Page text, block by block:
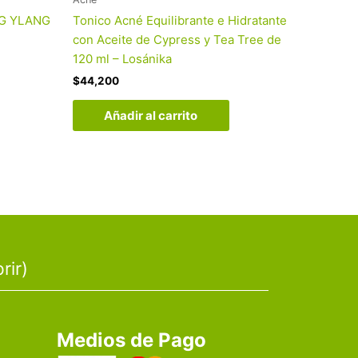
YLANG
Tonico Acné Equilibrante e Hidratante
con Aceite de Cypress y Tea Tree de
120 ml – Losánika
$44,200
Añadir al carrito
Medios de Pago